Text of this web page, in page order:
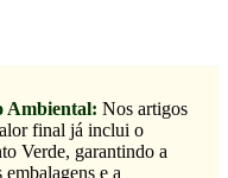
Ambiental: Nos artigos
final já inclui o
Verde, garantindo a
e a